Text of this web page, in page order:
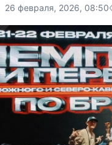
26 февраля, 2026, 08:50